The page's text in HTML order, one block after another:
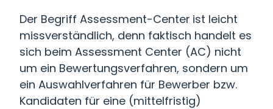
Der Begriff Assessment-Center ist leicht
missverständlich, denn faktisch handelt es
sich beim Assessment Center (AC) nicht
um ein Bewertungsverfahren, sondern um
ein Auswahlverfahren für Bewerber bzw.
Kandidaten für eine (mittelfristig)